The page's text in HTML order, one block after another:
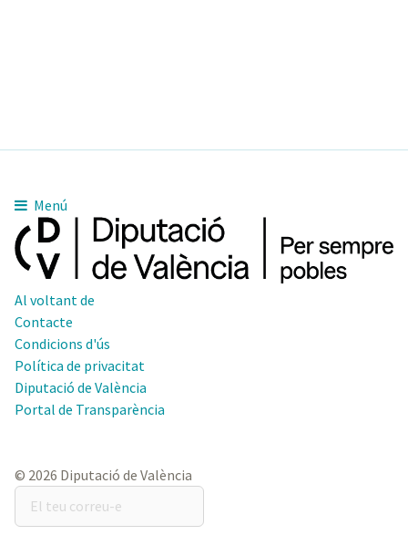
Menú
Al voltant de
Contacte
Condicions d'ús
Política de privacitat
Diputació de València
Portal de Transparència
© 2026 Diputació de València
El
teu